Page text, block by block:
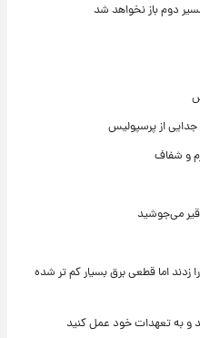
دوم باز نخواهد شد
جدایی از پرسپولیس
و شفاف
می‌جوشید
زدند اما قطعی برق بسیار کم تر شده
و به تعهدات خود عمل کنید